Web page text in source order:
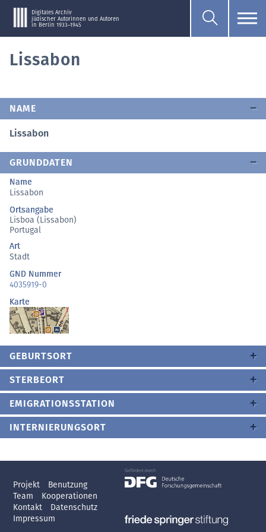
Digitales Archiv
jüdischer Autorinnen und Autoren
in Berlin 1933–1945
Lissabon
NAME
Lissabon
GRUNDDATEN
Name
Lissabon
Ortsangabe
Lisboa (Lissabon)
Portugal
Art
Stadt
GND Nummer
4035919-0
Karte
GEBURTSORT
STERBEORT
EMIGRATIONSSTATION
INTERNIERUNGSORT
Projekt
Benutzung
Team
Kooperationen
Kontakt
Datenschutz
Impressum